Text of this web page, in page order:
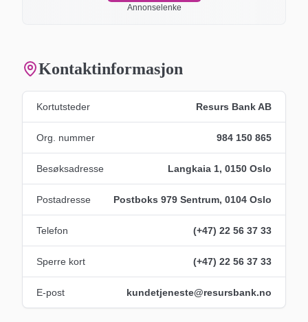
Annonselenke
Kontaktinformasjon
Kortutsteder Resurs Bank AB
Org. nummer 984 150 865
Besøksadresse Langkaia 1, 0150 Oslo
Postadresse Postboks 979 Sentrum, 0104 Oslo
Telefon (+47) 22 56 37 33
Sperre kort (+47) 22 56 37 33
E-post kundetjeneste@resursbank.no